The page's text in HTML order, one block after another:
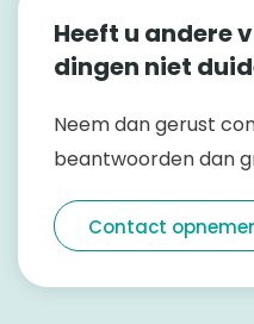
Heeft u andere
dingen niet
Neem dan gerust
beantwoorden dan
Contact